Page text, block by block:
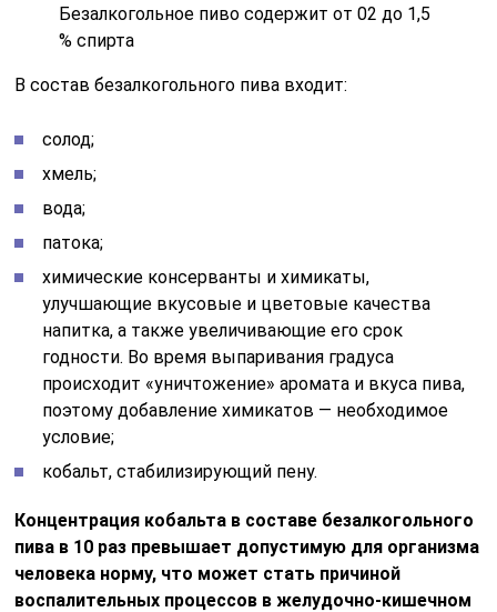
Безалкогольное пиво содержит от 02 до 1,5
% спирта
В состав безалкогольного пива входит:
солод;
хмель;
вода;
патока;
химические консерванты и химикаты,
улучшающие вкусовые и цветовые качества
напитка, а также увеличивающие его срок
годности. Во время выпаривания градуса
происходит «уничтожение» аромата и вкуса пива,
поэтому добавление химикатов — необходимое
условие;
кобальт, стабилизирующий пену.
Концентрация кобальта в составе безалкогольного
пива в 10 раз превышает допустимую для организма
человека норму, что может стать причиной
воспалительных процессов в желудочно-кишечном